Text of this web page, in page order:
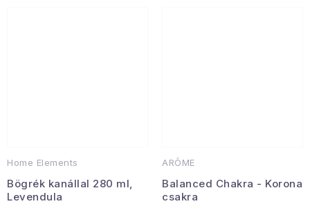
Home Elements
Bögrék kanállal 280 ml,
Levendula
ARÔME
Balanced Chakra - Korona
csakra